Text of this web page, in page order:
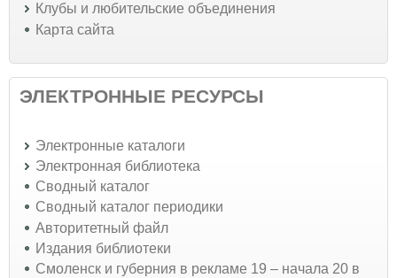
Клубы и любительские объединения
Карта сайта
ЭЛЕКТРОННЫЕ РЕСУРСЫ
Электронные каталоги
Электронная библиотека
Сводный каталог
Сводный каталог периодики
Авторитетный файл
Издания библиотеки
Смоленск и губерния в рекламе 19 – начала 20 в